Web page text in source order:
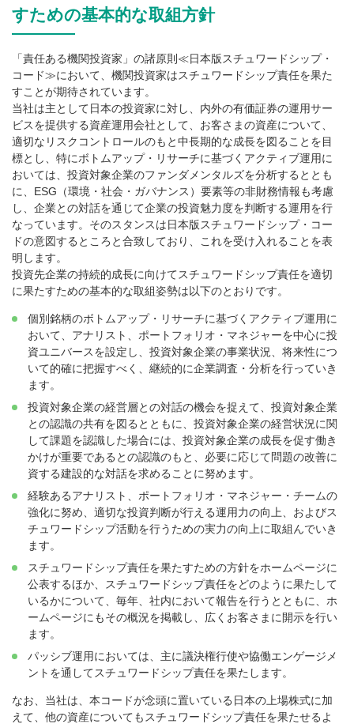
すための基本的な取組方針
「責任ある機関投資家」の諸原則≪日本版スチュワードシップ・
コード≫において、機関投資家はスチュワードシップ責任を果た
すことが期待されています。
当社は主として日本の投資家に対し、内外の有価証券の運用サー
ビスを提供する資産運用会社として、お客さまの資産について、
適切なリスクコントロールのもと中長期的な成長を図ることを目
標とし、特にボトムアップ・リサーチに基づくアクティブ運用に
おいては、投資対象企業のファンダメンタルズを分析するととも
に、ESG（環境・社会・ガバナンス）要素等の非財務情報も考慮
し、企業との対話を通じて企業の投資魅力度を判断する運用を行
なっています。そのスタンスは日本版スチュワードシップ・コー
ドの意図するところと合致しており、これを受け入れることを表
明します。
投資先企業の持続的成長に向けてスチュワードシップ責任を適切
に果たすための基本的な取組姿勢は以下のとおりです。
個別銘柄のボトムアップ・リサーチに基づくアクティブ運用に
おいて、アナリスト、ポートフォリオ・マネジャーを中心に投
資ユニバースを設定し、投資対象企業の事業状況、将来性につ
いて的確に把握すべく、継続的に企業調査・分析を行っていき
ます。
投資対象企業の経営層との対話の機会を捉えて、投資対象企業
との認識の共有を図るとともに、投資対象企業の経営状況に関
して課題を認識した場合には、投資対象企業の成長を促す働き
かけが重要であるとの認識のもと、必要に応じて問題の改善に
資する建設的な対話を求めることに努めます。
経験あるアナリスト、ポートフォリオ・マネジャー・チームの
強化に努め、適切な投資判断が行える運用力の向上、およびス
チュワードシップ活動を行うための実力の向上に取組んでいき
ます。
スチュワードシップ責任を果たすための方針をホームページに
公表するほか、スチュワードシップ責任をどのように果たして
いるかについて、毎年、社内において報告を行うとともに、ホ
ームページにもその概況を掲載し、広くお客さまに開示を行い
ます。
パッシブ運用においては、主に議決権行使や協働エンゲージメ
ントを通してスチュワードシップ責任を果たします。
なお、当社は、本コードが念頭に置いている日本の上場株式に加
えて、他の資産についてもスチュワードシップ責任を果たせるよ